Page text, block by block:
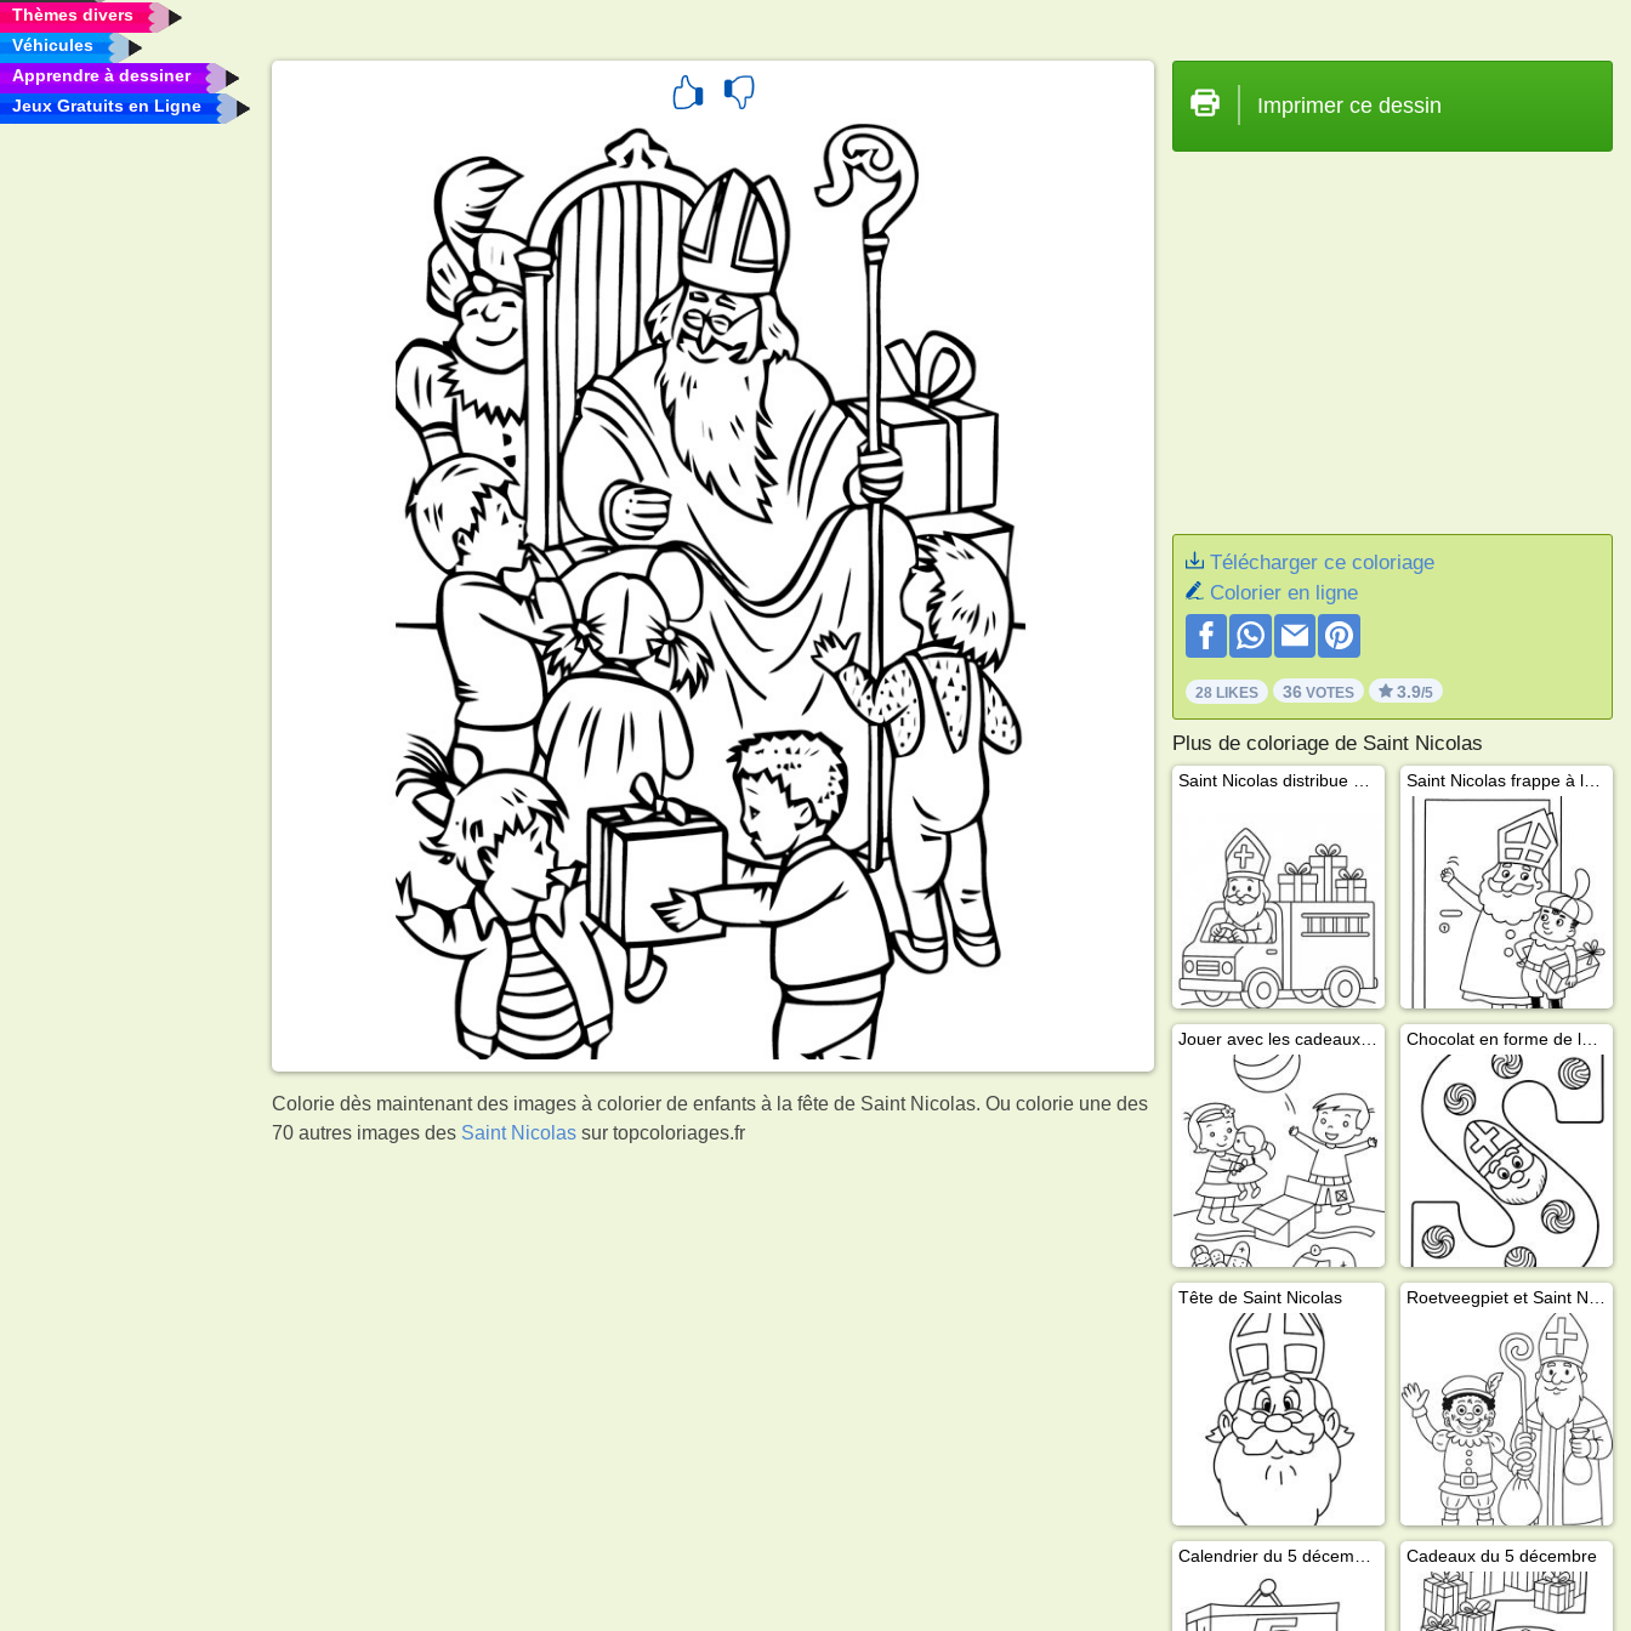
Thèmes divers
Véhicules
Apprendre à dessiner
Jeux Gratuits en Ligne
Colorie dès maintenant des images à colorier de enfants à la fête de Saint Nicolas. Ou colorie une des
70 autres images des Saint Nicolas sur topcoloriages.fr
Imprimer ce dessin
Télécharger ce coloriage
Colorier en ligne
28 LIKES 36VOTES 3.9/5
Plus de coloriage de Saint Nicolas
Saint Nicolas frappe à la porte
Jouer avec les cadeaux de Saint Nicolas Chocolat en forme de lettre de Saint Nicolas
Tête de Saint Nicolas
Cadeaux du 5 décembre